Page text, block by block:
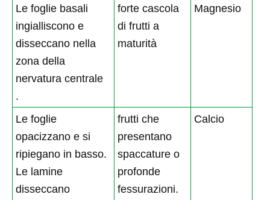
Le foglie basali
ingialliscono e
disseccano nella
zona della
nervatura centrale
.
forte cascola
di frutti a
maturità
Magnesio
Le foglie
opacizzano e si
ripiegano in basso.
Le lamine
disseccano
frutti che
presentano
spaccature o
profonde
fessurazioni.
Calcio